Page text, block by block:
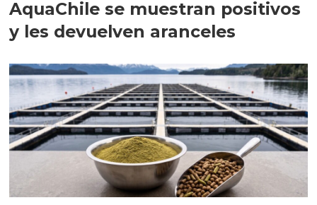
AquaChile se muestran positivos
y les devuelven aranceles